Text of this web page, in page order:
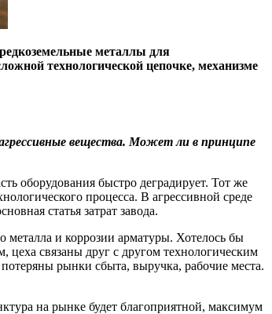
металлы для
технологической цепочке, механизме
вещества. Может ли в принципе
оборудования быстро деградирует. Тот же
процесса. В агрессивной среде
статья затрат завода.
металла и коррозии арматуры. Хотелось бы
цеха связаны друг с другом технологическим
потеряны рынки сбыта, выручка, рабочие места.
на рынке будет благоприятной, максимум